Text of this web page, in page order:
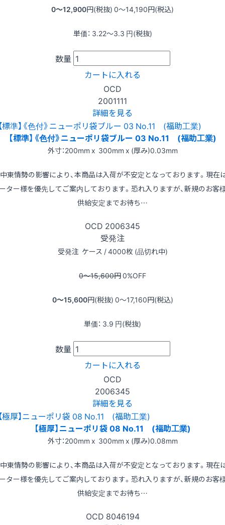
0〜12,900円(税抜) 0〜14,190円(税込)
単価： 3.22〜3.3 円(税抜)
数量
カートに入れる
OCD
2001111
詳細を見る
【標準】《色付》ニューポリ袋ブルー 03 No.11 (福助工業)
外寸：200mm x 300mm x (厚み)0.03mm
東情勢の影響により、本商品は入荷が不安定となっております。現在
ター様を優先してご案内しております。恐れ入りますが、新規のお客
供給安定までお待ち…
OCD 2006345
受発注
受発注 ケース / 4000枚 (品切れ中)
0〜15,600円0%OFF
0〜15,600円(税抜) 0〜17,160円(税込)
単価： 3.9 円(税抜)
数量
カートに入れる
OCD
2006345
詳細を見る
【極厚】ニューポリ袋 08 No.11 (福助工業)
外寸：200mm x 300mm x (厚み)0.08mm
東情勢の影響により、本商品は入荷が不安定となっております。現在
ター様を優先してご案内しております。恐れ入りますが、新規のお客
供給安定までお待ち…
OCD 8046194